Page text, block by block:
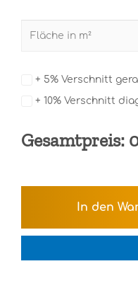
+ 5% Verschnitt
+ 10% Verschnitt
Gesamtpreis:
In den